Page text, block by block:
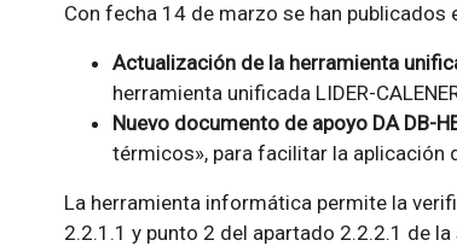
Con fecha 14 de marzo se han
Actualización de la herramienta
herramienta unificada LIDER-
Nuevo documento de apoyo DA DB-
térmicos», para facilitar la aplicación
La herramienta informática permite la
2.2.1.1 y punto 2 del apartado 2.2.2.1 de